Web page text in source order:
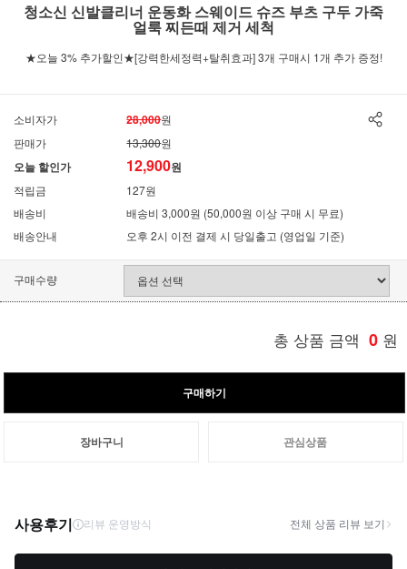
청소신 신발클리너 운동화 스웨이드 슈즈 부츠 구두 가죽
얼룩 찌든때 제거 세척
★오늘 3% 추가할인★[강력한세정력+탈취효과] 3개 구매시 1개 추가 증정!
소비자가 28,000원
판매가
13,300원
오늘 할인가 12,900원
적립금
127원
배송비
배송비 3,000원 (50,000원 이상 구매 시 무료)
배송안내
오후 2시 이전 결제 시 당일출고 (영업일 기준)
구매수량
총 상품 금액 0 원
구매하기
장바구니 관심상품